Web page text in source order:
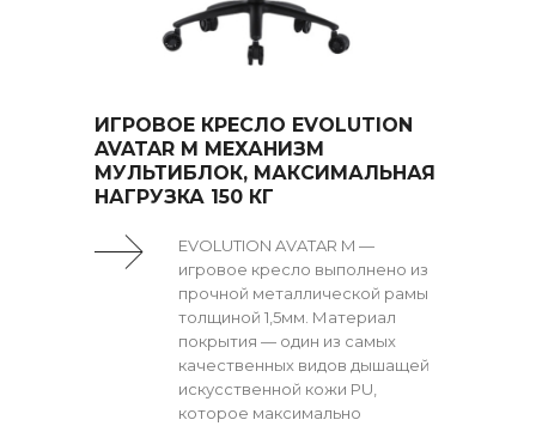
ИГРОВОЕ КРЕСЛО EVOLUTION
AVATAR M МЕХАНИЗМ
МУЛЬТИБЛОК, МАКСИМАЛЬНАЯ
НАГРУЗКА 150 КГ
EVOLUTION AVATAR M —
игровое кресло выполнено из
прочной металлической рамы
толщиной 1,5мм. Материал
покрытия — один из самых
качественных видов дышащей
искусственной кожи PU,
которое максимально